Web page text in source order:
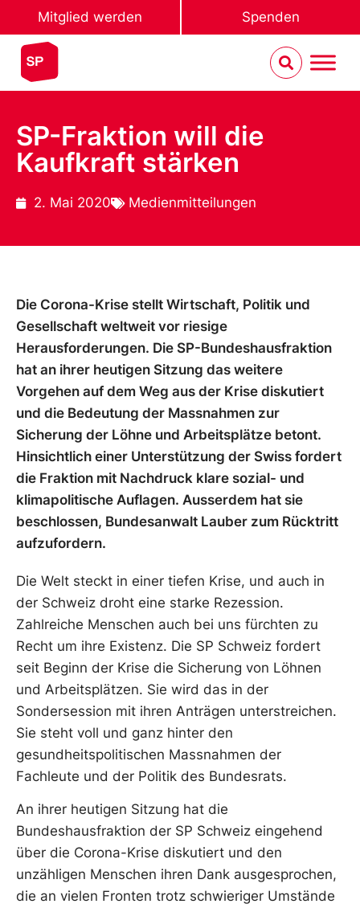
Mitglied werden Spenden
SP-Fraktion will die
Kaufkraft stärken
2. Mai 2020 Medienmitteilungen
Die Corona-Krise stellt Wirtschaft, Politik und
Gesellschaft weltweit vor riesige
Herausforderungen. Die SP-Bundeshausfraktion
hat an ihrer heutigen Sitzung das weitere
Vorgehen auf dem Weg aus der Krise diskutiert
und die Bedeutung der Massnahmen zur
Sicherung der Löhne und Arbeitsplätze betont.
Hinsichtlich einer Unterstützung der Swiss fordert
die Fraktion mit Nachdruck klare sozial- und
klimapolitische Auflagen. Ausserdem hat sie
beschlossen, Bundesanwalt Lauber zum Rücktritt
aufzufordern.
Die Welt steckt in einer tiefen Krise, und auch in
der Schweiz droht eine starke Rezession.
Zahlreiche Menschen auch bei uns fürchten zu
Recht um ihre Existenz. Die SP Schweiz fordert
seit Beginn der Krise die Sicherung von Löhnen
und Arbeitsplätzen. Sie wird das in der
Sondersession mit ihren Anträgen unterstreichen.
Sie steht voll und ganz hinter den
gesundheitspolitischen Massnahmen der
Fachleute und der Politik des Bundesrats.
An ihrer heutigen Sitzung hat die
Bundeshausfraktion der SP Schweiz eingehend
über die Corona-Krise diskutiert und den
unzähligen Menschen ihren Dank ausgesprochen,
die an vielen Fronten trotz schwieriger Umstände